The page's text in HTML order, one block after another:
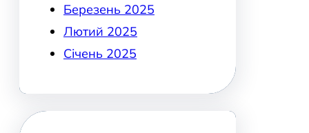
Березень 2025
Лютий 2025
Січень 2025